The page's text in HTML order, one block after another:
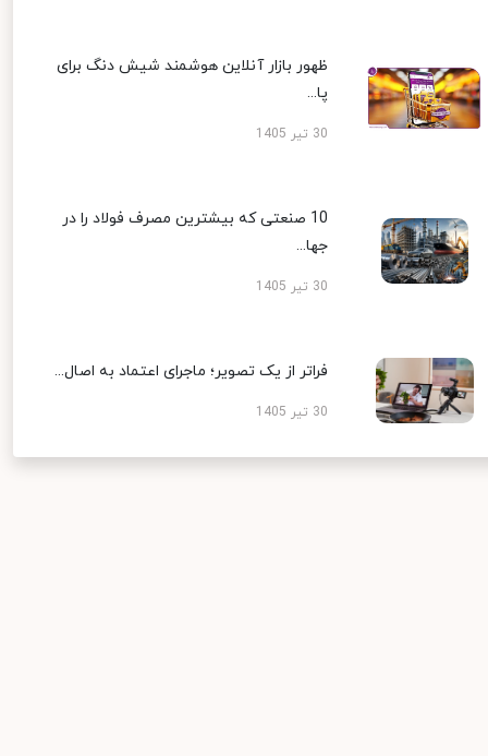
ظهور بازار آنلاین هوشمند شیش دنگ برای
پا...
30 تیر 1405
10 صنعتی که بیشترین مصرف فولاد را در
جها...
30 تیر 1405
فراتر از یک تصویر؛ ماجرای اعتماد به اصال...
30 تیر 1405